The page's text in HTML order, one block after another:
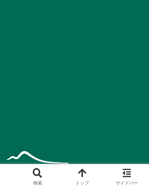
プライバシーポリシー
検索 トップ サイドバー